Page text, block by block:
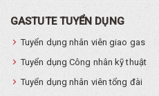
GASTUTE TUYỂN DỤNG
Tuyển dụng nhân viên giao gas
Tuyển dụng Công nhân kỹ thuật
Tuyển dụng nhân viên tổng đài